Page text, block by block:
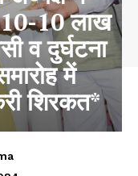
10-10 लाख
व दुर्घटना
में
शिरकत*